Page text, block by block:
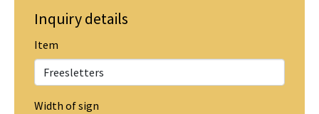
Inquiry details
Item
Width of sign